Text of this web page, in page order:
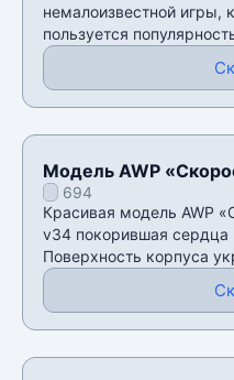
немалоизвестной игры,
пользуется
Модель AWP
v34694
Красивая модель AWP
v34 покорившая сердца
Поверхность корпуса